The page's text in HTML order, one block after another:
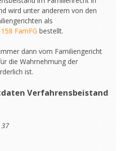
wird unter anderem von den
als
FamFG bestellt.
dann vom Familiengericht
die Wahrnehmung der
ist.
Verfahrensbeistand
37